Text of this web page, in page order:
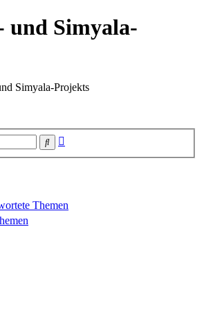
und Simyala-
Simyala-Projekts
Suche
Themen